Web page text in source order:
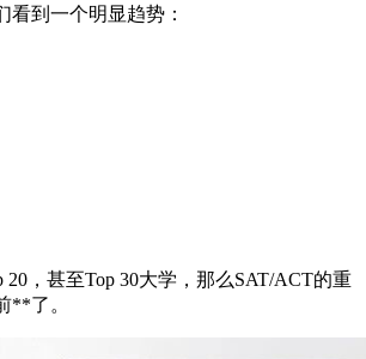
看到一个明显趋势：
20，甚至Top 30大学，那么SAT/ACT的重
**了。